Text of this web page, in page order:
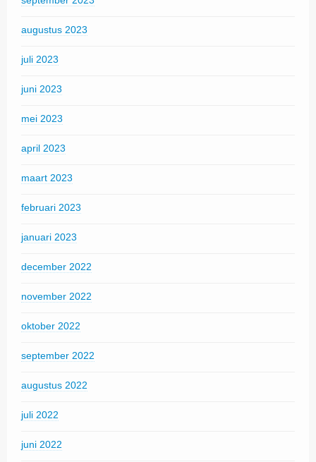
augustus 2023
juli 2023
juni 2023
mei 2023
april 2023
maart 2023
februari 2023
januari 2023
december 2022
november 2022
oktober 2022
september 2022
augustus 2022
juli 2022
juni 2022